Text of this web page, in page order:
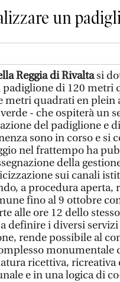
un
Reggia di Rivaltasi
di 120 metri
metri quadrati en plein
- che ospiterà un
del padiglione e
sono in corso e si
nel frattempo ha
della
sui canali
a procedura aperta,
fino al 9 ottobre
alle ore 12 dello
definire i diversi
rende possibile al
monumentale
ricettiva, ricreativa
e in una logica di